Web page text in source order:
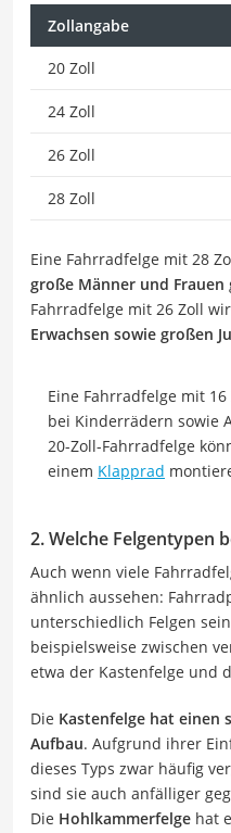
Zollangabe
20 Zoll
24 Zoll
26 Zoll
28 Zoll
Eine Fahrradfelge mit 28
große Männer und Frauen
Fahrradfelge mit 26 Zoll
Erwachsen sowie großen
Eine Fahrradfelge mit
bei Kinderrädern sowie
20-Zoll-Fahrradfelge
einem Klapprad
2. Welche Felgentypen
Auch wenn viele
ähnlich aussehen:
unterschiedlich Felgen
beispielsweise zwischen
etwa der Kastenfelge und
Die Kastenfelge hat einen
Aufbau. Aufgrund ihrer
dieses Typs zwar häufig
sind sie auch anfälliger
Die Hohlkammerfelge hat